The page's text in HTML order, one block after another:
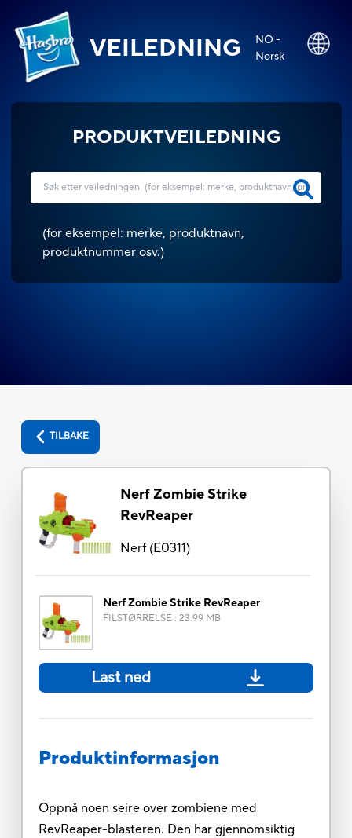
VEILEDNING
NO -
Norsk
PRODUKTVEILEDNING
(for eksempel: merke, produktnavn,
produktnummer osv.)
TILBAKE
Nerf Zombie Strike
RevReaper
Nerf(E0311)
Nerf Zombie Strike RevReaper
FILSTØRRELSE : 23.99 MB
Last ned
Produktinformasjon
Oppnå noen seire over zombiene med
RevReaper-blasteren. Den har gjennomsiktig